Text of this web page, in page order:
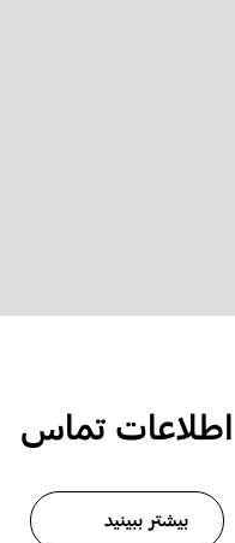
اطلاعات تماس
بیشتر ببینید